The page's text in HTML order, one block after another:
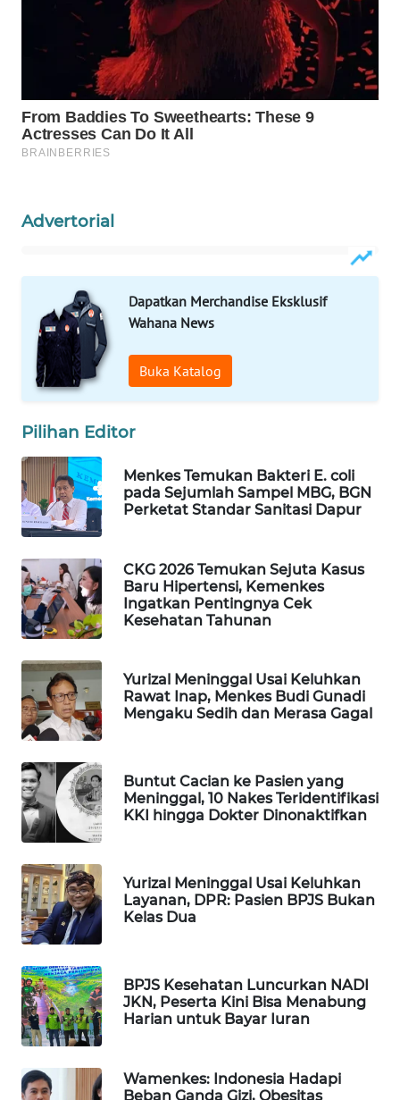
Advertorial
Dapatkan Merchandise Eksklusif
Wahana News
Buka Katalog
Pilihan Editor
Menkes Temukan Bakteri E. coli
pada Sejumlah Sampel MBG, BGN
Perketat Standar Sanitasi Dapur
CKG 2026 Temukan Sejuta Kasus
Baru Hipertensi, Kemenkes
Ingatkan Pentingnya Cek
Kesehatan Tahunan
Yurizal Meninggal Usai Keluhkan
Rawat Inap, Menkes Budi Gunadi
Mengaku Sedih dan Merasa Gagal
Buntut Cacian ke Pasien yang
Meninggal, 10 Nakes Teridentifikasi
KKI hingga Dokter Dinonaktifkan
Yurizal Meninggal Usai Keluhkan
Layanan, DPR: Pasien BPJS Bukan
Kelas Dua
BPJS Kesehatan Luncurkan NADI
JKN, Peserta Kini Bisa Menabung
Harian untuk Bayar Iuran
Wamenkes: Indonesia Hadapi
Beban Ganda Gizi, Obesitas
NEWS
WAHANA
WAHANA
ADVOKAT
INFRASTRUKTUR
KONSUMEN
WAHANA
LISTRIK
WAHANA
WAHANA
TV
WAHANANEWS
ID
WAHANANEWS
CO ID
NET
WAHANA
SPORT
WAHANA
UMKM
SELEB
WAHANA
PERSONA
WAHANA
OTOMOTIF
HEALTH